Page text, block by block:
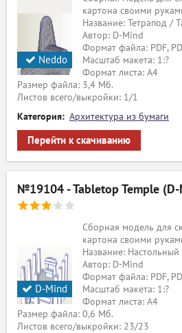
Neddo
картона своими
Название: Тетрапод /
Автор: D-Mind
Формат файла: PDF,
Масштаб макета: 1:?
Формат листа: А4
Размер файла: 3,4 Мб.
Листов всего/выкройки: 1/1
Категория: Архитектура из бумаги
Перейти к скачиванию
№19104 - Tabletop Temple
D-Mind
Сборная модель для
картона своими
Название:
Автор: D-Mind
Формат файла: PDF,
Масштаб макета: 1:?
Формат листа: А4
Размер файла: 0,6 Мб.
Листов всего/выкройки: 23/23